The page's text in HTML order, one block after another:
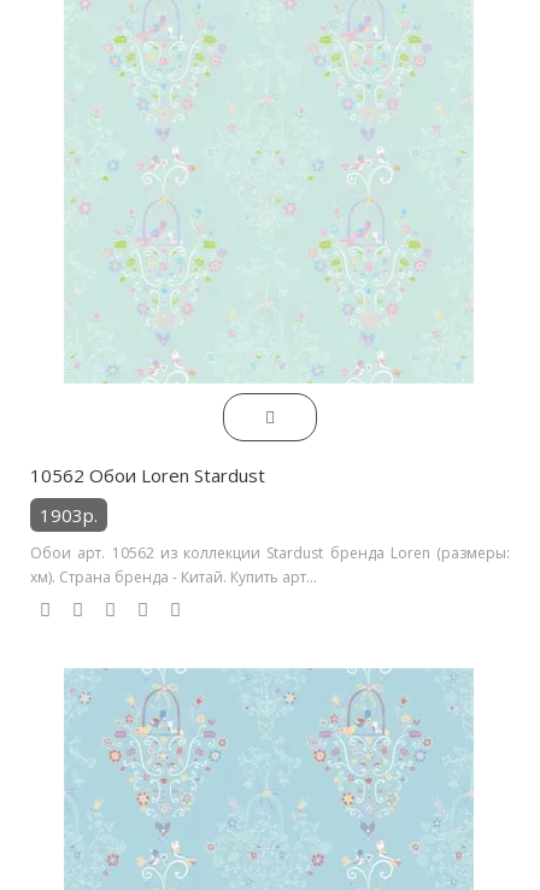
10562 Обои Loren Stardust
1903р.
Обои арт. 10562 из коллекции Stardust бренда Loren (размеры:
хм). Страна бренда - Китай. Купить арт...